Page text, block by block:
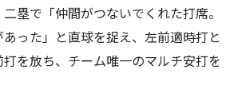
塁で「仲間がつないでくれた打席。
った」と直球を捉え、左前適時打と
を放ち、チーム唯一のマルチ安打を